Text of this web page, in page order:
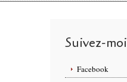
Suivez-moi
Facebook